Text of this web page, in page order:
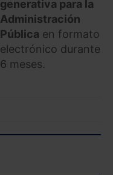
generativa para la
Administración
Pública en formato
electrónico durante
6 meses.